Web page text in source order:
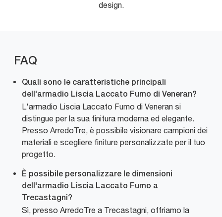
design.
FAQ
Quali sono le caratteristiche principali
dell'armadio Liscia Laccato Fumo di Veneran?
L'armadio Liscia Laccato Fumo di Veneran si
distingue per la sua finitura moderna ed elegante.
Presso ArredoTre, è possibile visionare campioni dei
materiali e scegliere finiture personalizzate per il tuo
progetto.
È possibile personalizzare le dimensioni
dell'armadio Liscia Laccato Fumo a
Trecastagni?
Sì, presso ArredoTre a Trecastagni, offriamo la